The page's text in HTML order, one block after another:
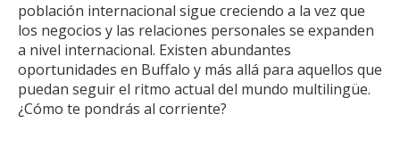
población internacional sigue creciendo a la vez que
los negocios y las relaciones personales se expanden
a nivel internacional. Existen abundantes
oportunidades en Buffalo y más allá para aquellos que
puedan seguir el ritmo actual del mundo multilingüe.
¿Cómo te pondrás al corriente?